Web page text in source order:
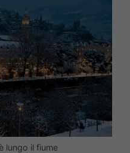
lungo il fiume